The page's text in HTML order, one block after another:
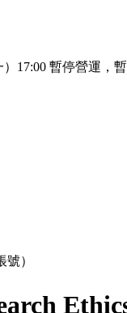
17:00 暫停營運
）